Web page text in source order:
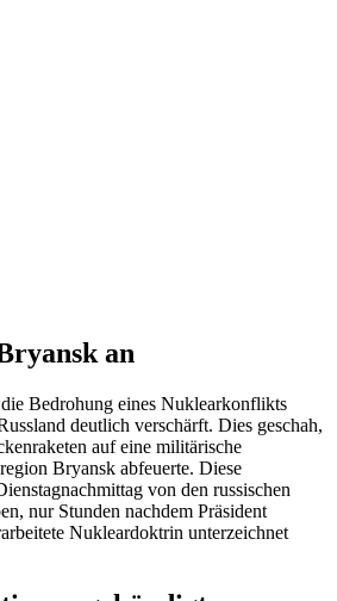
an
Bedrohung eines Nuklearkonflikts
deutlich verschärft. Dies geschah,
auf eine militärische
Bryansk abfeuerte. Diese
von den russischen
nur Stunden nachdem Präsident
Nukleardoktrin unterzeichnet